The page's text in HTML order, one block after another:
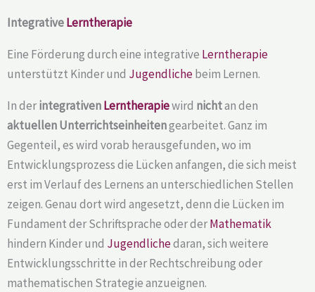
IntegrativeLerntherapie
Eine Förderung durch eine integrative Lerntherapie
unterstützt Kinder und Jugendlichebeim Lernen.
In derintegrativenLerntherapiewird nichtan den
aktuellen Unterrichtseinheitengearbeitet. Ganz im
Gegenteil, es wird vorab herausgefunden, wo im
Entwicklungsprozess die Lücken anfangen, die sich meist
erst im Verlauf des Lernens an unterschiedlichen Stellen
zeigen. Genau dort wird angesetzt, denn die Lücken im
Fundament der Schriftsprache oder derMathematik
hindern Kinder und Jugendlichedaran, sich weitere
Entwicklungsschritte in der Rechtschreibung oder
mathematischen Strategie anzueignen.